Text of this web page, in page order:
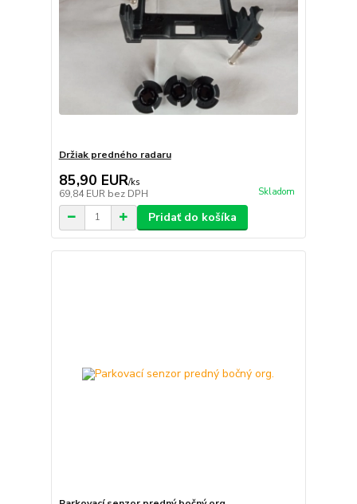
Držiak predného radaru
85,90 EUR/ks
69,84 EUR bez DPH Skladom
Pridať do košíka